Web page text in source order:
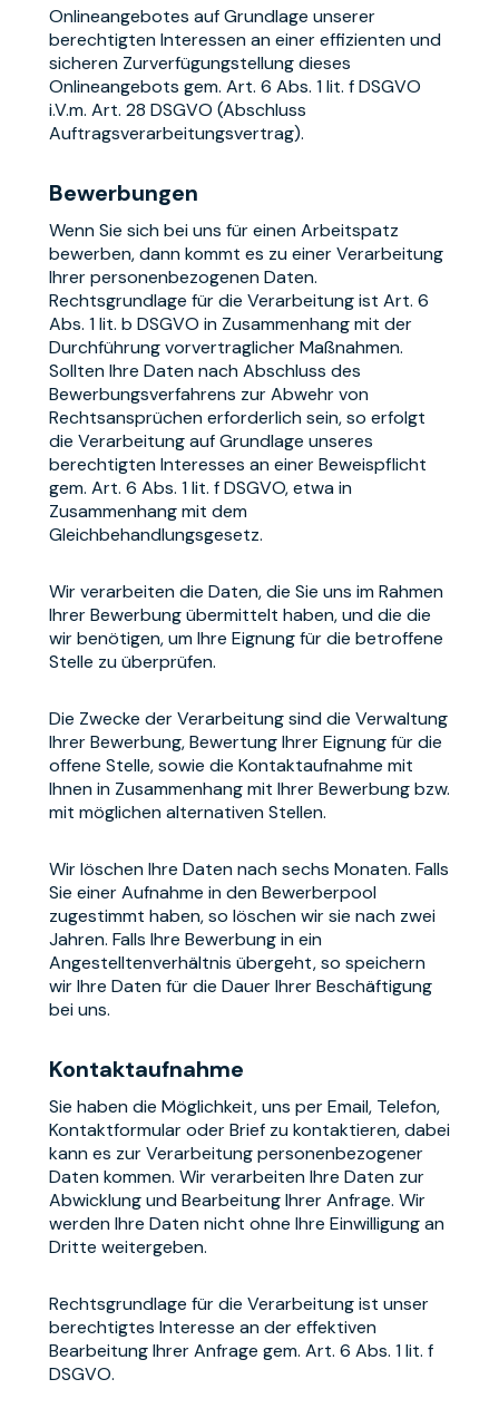
Onlineangebotes auf Grundlage unserer
berechtigten Interessen an einer effizienten und
sicheren Zurverfügungstellung dieses
Onlineangebots gem. Art. 6 Abs. 1 lit. f DSGVO
i.V.m. Art. 28 DSGVO (Abschluss
Auftragsverarbeitungsvertrag).
Bewerbungen
Wenn Sie sich bei uns für einen Arbeitspatz
bewerben, dann kommt es zu einer Verarbeitung
Ihrer personenbezogenen Daten.
Rechtsgrundlage für die Verarbeitung ist Art. 6
Abs. 1 lit. b DSGVO in Zusammenhang mit der
Durchführung vorvertraglicher Maßnahmen.
Sollten Ihre Daten nach Abschluss des
Bewerbungsverfahrens zur Abwehr von
Rechtsansprüchen erforderlich sein, so erfolgt
die Verarbeitung auf Grundlage unseres
berechtigten Interesses an einer Beweispflicht
gem. Art. 6 Abs. 1 lit. f DSGVO, etwa in
Zusammenhang mit dem
Gleichbehandlungsgesetz.
Wir verarbeiten die Daten, die Sie uns im Rahmen
Ihrer Bewerbung übermittelt haben, und die die
wir benötigen, um Ihre Eignung für die betroffene
Stelle zu überprüfen.
Die Zwecke der Verarbeitung sind die Verwaltung
Ihrer Bewerbung, Bewertung Ihrer Eignung für die
offene Stelle, sowie die Kontaktaufnahme mit
Ihnen in Zusammenhang mit Ihrer Bewerbung bzw.
mit möglichen alternativen Stellen.
Wir löschen Ihre Daten nach sechs Monaten. Falls
Sie einer Aufnahme in den Bewerberpool
zugestimmt haben, so löschen wir sie nach zwei
Jahren. Falls Ihre Bewerbung in ein
Angestelltenverhältnis übergeht, so speichern
wir Ihre Daten für die Dauer Ihrer Beschäftigung
bei uns.
Kontaktaufnahme
Sie haben die Möglichkeit, uns per Email, Telefon,
Kontaktformular oder Brief zu kontaktieren, dabei
kann es zur Verarbeitung personenbezogener
Daten kommen. Wir verarbeiten Ihre Daten zur
Abwicklung und Bearbeitung Ihrer Anfrage. Wir
werden Ihre Daten nicht ohne Ihre Einwilligung an
Dritte weitergeben.
Rechtsgrundlage für die Verarbeitung ist unser
berechtigtes Interesse an der effektiven
Bearbeitung Ihrer Anfrage gem. Art. 6 Abs. 1 lit. f
DSGVO.